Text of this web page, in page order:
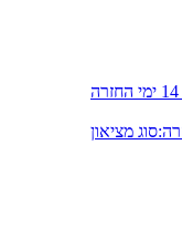
:סוג מציאון